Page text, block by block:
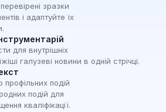
зразки
і адаптуйте їх
для внутрішніх
галузеві новини в одній стрічці.
подій
подій для
кваліфікації.